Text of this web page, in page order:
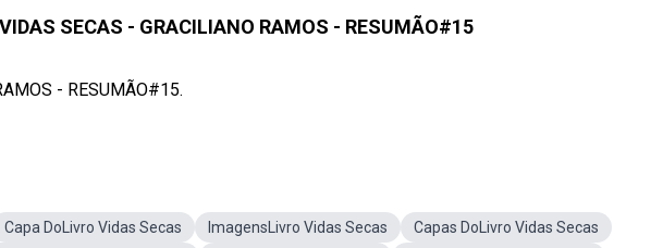
VIDAS SECAS - GRACILIANO RAMOS - RESUMÃO#15
- RESUMÃO#15.
Capa DoLivro Vidas Secas ImagensLivro Vidas Secas
Capas DoLivro Vidas Secas